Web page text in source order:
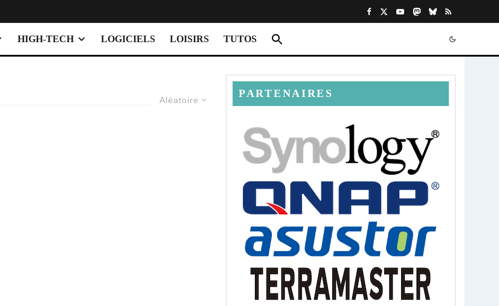
HIGH-TECH LOGICIELS LOISIRS TUTOS
Aléatoire
PARTENAIRES